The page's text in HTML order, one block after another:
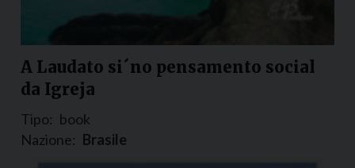
A Laudato si´no pensamento social
da Igreja
Tipo: book
Nazione: Brasile